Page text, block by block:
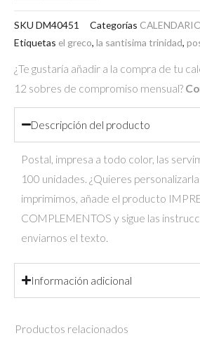
cantidad
SKU DM40451 Categorías
Etiquetas el greco, la santisima trinidad,
¿Te gustaría añadir a la compra de tu
12 sobres de compromiso mensual?
Descripción del producto
Postal, impresa a todo color, las
100 unidades. ¿Quieres
imprimimos, añade el producto
COMPLEMENTOS y sigue las
enviarnos el texto.
Información adicional
Productos relacionados